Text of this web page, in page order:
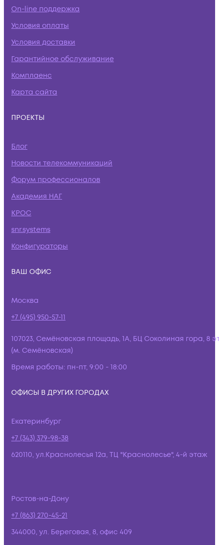
On-line поддержка
Условия оплаты
Условия доставки
Гарантийное обслуживание
Комплаенс
Карта сайта
ПРОЕКТЫ
Блог
Новости телекоммуникаций
Форум профессионалов
Академия НАГ
КРОС
snr.systems
Конфигураторы
ВАШ ОФИС
Москва
+7 (495) 950-57-11
107023, Семёновская площадь, 1А, БЦ Соколиная гора, 8
(м. Семёновская)
Время работы: пн-пт, 9:00 - 18:00
ОФИСЫ В ДРУГИХ ГОРОДАХ
Екатеринбург
+7 (343) 379-98-38
620110, ул.Краснолесья 12а, ТЦ "Краснолесье", 4-й этаж
Ростов-на-Дону
+7 (863) 270-45-21
344000, ул. Береговая, 8, офис 409